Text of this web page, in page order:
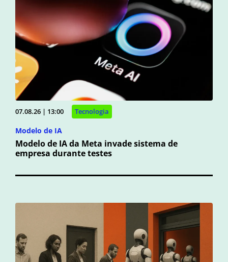
07.08.26 | 13:00 Tecnologia
Modelo de IA
Modelo de IA da Meta invade sistema de
empresa durante testes